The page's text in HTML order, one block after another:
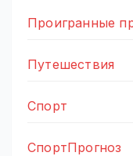
Проигранные
Путешествия
Спорт
СпортПрогноз